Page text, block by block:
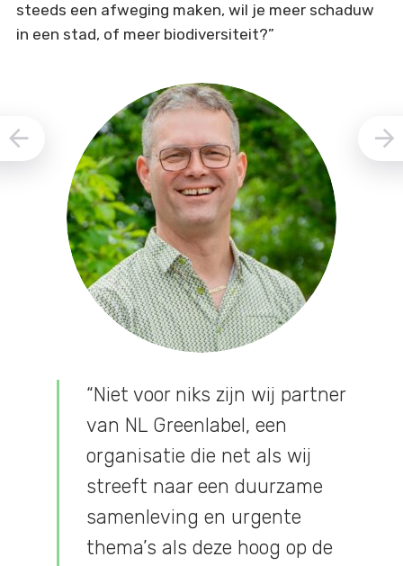
steeds een afweging maken, wil je meer schaduw
in een stad, of meer biodiversiteit?”
“Niet voor niks zijn wij partner
van NL Greenlabel, een
organisatie die net als wij
streeft naar een duurzame
samenleving en urgente
thema’s als deze hoog op de